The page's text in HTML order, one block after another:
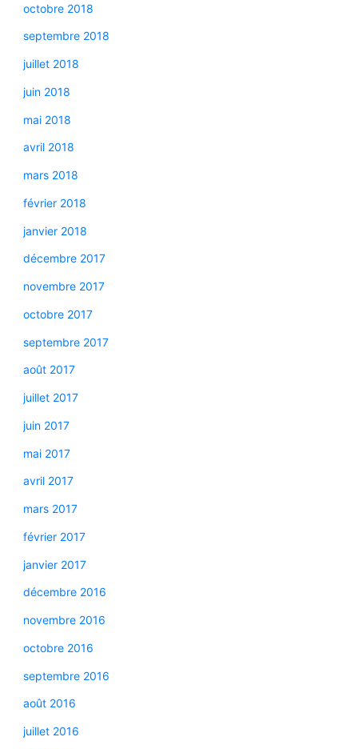
octobre 2018
septembre 2018
juillet 2018
juin 2018
mai 2018
avril 2018
mars 2018
février 2018
janvier 2018
décembre 2017
novembre 2017
octobre 2017
septembre 2017
août 2017
juillet 2017
juin 2017
mai 2017
avril 2017
mars 2017
février 2017
janvier 2017
décembre 2016
novembre 2016
octobre 2016
septembre 2016
août 2016
juillet 2016